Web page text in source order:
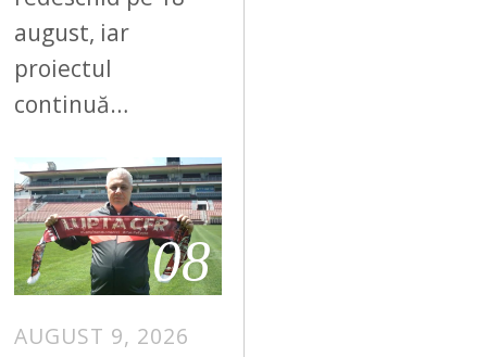
august, iar
proiectul
continuă…
08
AUGUST 9, 2026